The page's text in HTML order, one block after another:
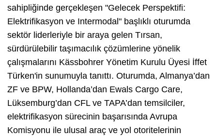
sahipliğinde gerçekleşen "Gelecek Perspektifi:
Elektrifikasyon ve Intermodal" başlıklı oturumda
sektör liderleriyle bir araya gelen Tırsan,
sürdürülebilir taşımacılık çözümlerine yönelik
çalışmalarını Kässbohrer Yönetim Kurulu Üyesi İffet
Türken'in sunumuyla tanıttı. Oturumda, Almanya’dan
ZF ve BPW, Hollanda’dan Ewals Cargo Care,
Lüksemburg’dan CFL ve TAPA’dan temsilciler,
elektrifikasyon sürecinin başarısında Avrupa
Komisyonu ile ulusal araç ve yol otoritelerinin